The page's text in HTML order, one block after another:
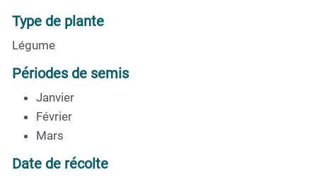
Type de plante
Légume
Périodes de semis
Janvier
Février
Mars
Date de récolte